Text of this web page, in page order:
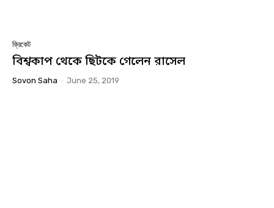
ক্রিকেট
বিশ্বকাপ থেকে ছিটকে গেলেন রাসেল
Sovon Saha - June 25, 2019